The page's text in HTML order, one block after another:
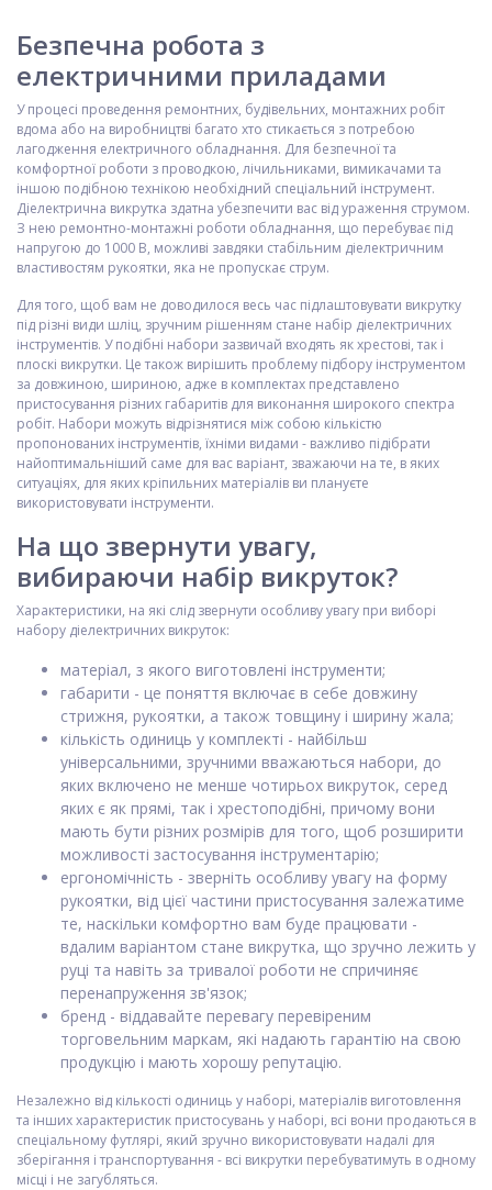
Безпечна робота з
електричними приладами
У процесі проведення ремонтних, будівельних, монтажних робіт
вдома або на виробництві багато хто стикається з потребою
лагодження електричного обладнання. Для безпечної та
комфортної роботи з проводкою, лічильниками, вимикачами та
іншою подібною технікою необхідний спеціальний інструмент.
Діелектрична викрутка здатна убезпечити вас від ураження струмом.
З нею ремонтно-монтажні роботи обладнання, що перебуває під
напругою до 1000 В, можливі завдяки стабільним діелектричним
властивостям рукоятки, яка не пропускає струм.
Для того, щоб вам не доводилося весь час підлаштовувати викрутку
під різні види шліц, зручним рішенням стане набір діелектричних
інструментів. У подібні набори зазвичай входять як хрестові, так і
плоскі викрутки. Це також вирішить проблему підбору інструментом
за довжиною, шириною, адже в комплектах представлено
пристосування різних габаритів для виконання широкого спектра
робіт. Набори можуть відрізнятися між собою кількістю
пропонованих інструментів, їхніми видами - важливо підібрати
найоптимальніший саме для вас варіант, зважаючи на те, в яких
ситуаціях, для яких кріпильних матеріалів ви плануєте
використовувати інструменти.
На що звернути увагу,
вибираючи набір викруток?
Характеристики, на які слід звернути особливу увагу при виборі
набору діелектричних викруток:
матеріал, з якого виготовлені інструменти;
габарити - це поняття включає в себе довжину
стрижня, рукоятки, а також товщину і ширину жала;
кількість одиниць у комплекті - найбільш
універсальними, зручними вважаються набори, до
яких включено не менше чотирьох викруток, серед
яких є як прямі, так і хрестоподібні, причому вони
мають бути різних розмірів для того, щоб розширити
можливості застосування інструментарію;
ергономічність - зверніть особливу увагу на форму
рукоятки, від цієї частини пристосування залежатиме
те, наскільки комфортно вам буде працювати -
вдалим варіантом стане викрутка, що зручно лежить у
руці та навіть за тривалої роботи не спричиняє
перенапруження зв'язок;
бренд - віддавайте перевагу перевіреним
торговельним маркам, які надають гарантію на свою
продукцію і мають хорошу репутацію.
Незалежно від кількості одиниць у наборі, матеріалів виготовлення
та інших характеристик пристосувань у наборі, всі вони продаються в
спеціальному футлярі, який зручно використовувати надалі для
зберігання і транспортування - всі викрутки перебуватимуть в одному
місці і не загубляться.